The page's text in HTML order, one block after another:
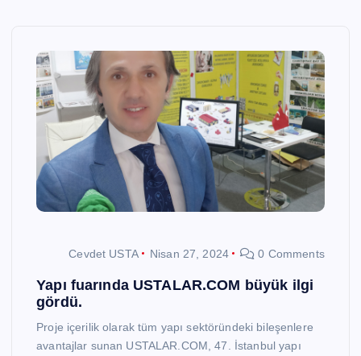
Cevdet USTA Nisan 27, 2024 0 Comments
Yapı fuarında USTALAR.COM büyük ilgi
gördü.
Proje içerilik olarak tüm yapı sektöründeki bileşenlere
avantajlar sunan USTALAR.COM, 47. İstanbul yapı